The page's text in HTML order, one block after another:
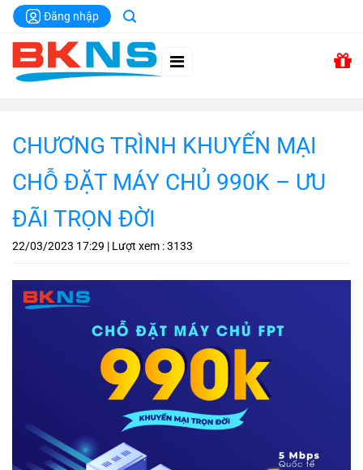
Chuyển
đến
dung
Đăng nhập
CHƯƠNG TRÌNH KHUYẾN MẠI
CHỖ ĐẶT MÁY CHỦ 990K – ƯU
ĐÃI TRỌN ĐỜI
22/03/2023 17:29 | Lượt xem : 3133